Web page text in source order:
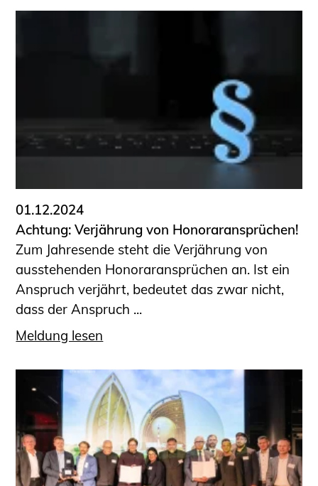
01.12.2024
Achtung: Verjährung von Honoraransprüchen!
Zum Jahresende steht die Verjährung von
ausstehenden Honoraransprüchen an. Ist ein
Anspruch verjährt, bedeutet das zwar nicht,
dass der Anspruch ...
Meldung lesen